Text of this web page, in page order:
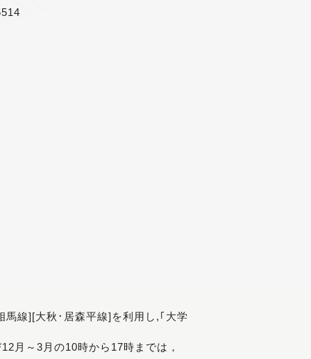
線][大秋･居森平線]を利用し,｢大学
月～3月の10時から17時までは，